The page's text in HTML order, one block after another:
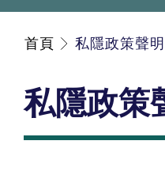
首頁 私隱政策聲明
私隱政策